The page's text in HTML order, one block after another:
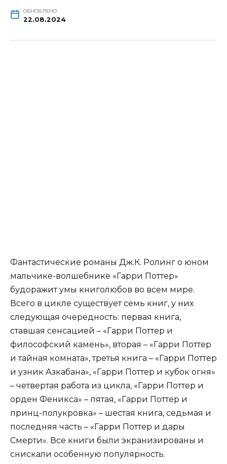
ОБНОВЛЕНО
22.08.2024
Фантастические романы Дж.К. Ролинг о юном
мальчике-волшебнике «Гарри Поттер»
будоражит умы книголюбов во всем мире.
Всего в цикле существует семь книг, у них
следующая очередность: первая книга,
ставшая сенсацией – «Гарри Поттер и
философский камень», вторая – «Гарри Поттер
и тайная комната», третья книга – «Гарри Поттер
и узник Азкабана», «Гарри Поттер и кубок огня»
– четвертая работа из цикла, «Гарри Поттер и
орден Феникса» – пятая, «Гарри Поттер и
принц-полукровка» – шестая книга, седьмая и
последняя часть – «Гарри Поттер и дары
Смерти». Все книги были экранизированы и
снискали особенную популярность.